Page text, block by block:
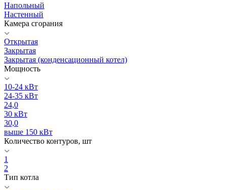
Напольный
Настенный
Камера сгорания
Открытая
Закрытая
Закрытая (конденсационный котел)
Мощность
10-24 кВт
24-35 кВт
24,0
30 кВт
30,0
выше 150 кВт
Количество контуров, шт
1
2
Тип котла